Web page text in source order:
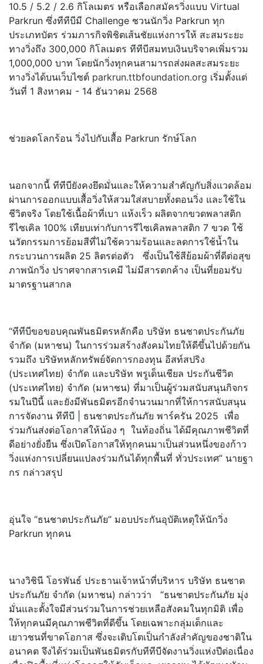
10.5 / 5.2 / 2.6 กิโลเมตร หรือเลือกสมัครวิ่งแบบ Virtual
Parkrun ซึ่งทีทีบีมี Challenge ชวนนักวิ่ง Parkrun ทุก
ประเภทบัตร ร่วมภารกิจพิชิตเส้นชัยแห่งการให้ สะสมระยะ
ทางวิ่งถึง 300,000 กิโลเมตร ทีทีบีสมทบเงินบริจาคเพิ่มรวม
1,000,000 บาท โดยนักวิ่งทุกคนสามารถส่งผลสะสมระยะ
ทางวิ่งได้บนเว็บไซต์ parkrun.ttbfoundation.org เริ่มตั้งแต่
วันที่ 1 สิงหาคม - 14 ธันวาคม 2568
ช่วยลดโลกร้อน วิ่งไปกับเสื้อ Parkrun รักษ์โลก
นอกจากนี้ ทีทีบียังคงยึดมั่นและให้ความสำคัญกับสิ่งแวดล้อม
ผ่านการออกแบบเสื้อวิ่งให้สวมใส่สบายทั้งตอนวิ่ง และใช้ใน
ชีวิตจริง โดยใช้เนื้อผ้าที่เบา แห้งเร็ว ผลิตจากขวดพลาสติก
รีไซเคิล 100% เทียบเท่ากับการรีไซเคิลพลาสติก 7 ขวด ใช้
นวัตกรรมการย้อมสีที่ไม่ใช้ความร้อนและลดการใช้น้ำใน
กระบวนการผลิต 25 ลิตรต่อตัว ซึ่งเป็นใช้สีย้อมผ้าที่ดีต่อสุข
ภาพนักวิ่ง ปราศจากสารเคมี ไม่มีสารตกค้าง เป็นที่ยอมรับ
มาตรฐานสากล
“ทีทีบีขอขอบคุณพันธมิตรหลักคือ บริษัท ธนชาตประกันภัย
จำกัด (มหาชน) ในการร่วมสร้างสังคมไทยให้ดีขึ้นไปด้วยกัน
รวมถึง บริษัทหลักทรัพย์จัดการกองทุน อีสท์สปริง
(ประเทศไทย) จำกัด และบริษัท พรูเด็นเชียล ประกันชีวิต
(ประเทศไทย) จำกัด (มหาชน) ที่มาเป็นผู้ร่วมสนับสนุนกิจกร
รมในปีนี้ และยังมีพันธมิตรอีกจำนวนมากที่ให้การสนับสนุน
การจัดงาน ทีทีบี | ธนชาตประกันภัย พาร์ครัน 2025 เพื่อ
ร่วมกันส่งต่อโอกาสให้น้อง ๆ ในท้องถิ่น ได้มีคุณภาพชีวิตที่
ดีอย่างยั่งยืน ซึ่งเปิดโอกาสให้ทุกคนมาเป็นส่วนหนึ่งของก้าว
วิ่งแห่งการเปลี่ยนแปลงร่วมกันได้ทุกพื้นที่ ทั่วประเทศ” นายฐา
กร กล่าวสรุป
อุ่นใจ “ธนชาตประกันภัย” มอบประกันอุบัติเหตุให้นักวิ่ง
Parkrun ทุกคน
นางวิชินี โอรพันธ์ ประธานเจ้าหน้าที่บริหาร บริษัท ธนชาต
ประกันภัย จำกัด (มหาชน) กล่าวว่า “ธนชาตประกันภัย มุ่ง
มั่นและตั้งใจมีส่วนร่วมในการช่วยเหลือสังคมในทุกมิติ เพื่อ
ให้ทุกคนมีคุณภาพชีวิตที่ดีขึ้น โดยเฉพาะกลุ่มเด็กและ
เยาวชนที่ขาดโอกาส ซึ่งจะเติบโตเป็นกำลังสำคัญของชาติใน
อนาคต จึงได้ร่วมเป็นพันธมิตรกับทีทีบีจัดงานวิ่งแห่งปีต่อเนื่อง